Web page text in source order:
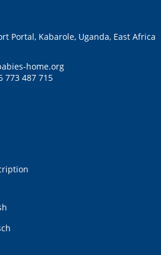
Portal, Kabarole, Uganda, East Africa
home.org
773 487 715